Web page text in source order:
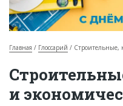
О проекте
Горячие объекты
Главная Глоссарий Строительные,
и